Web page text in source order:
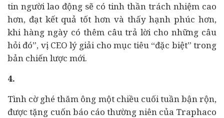
tin người lao động sẽ có tinh thần trách nhiệm cao
hơn, đạt kết quả tốt hơn và thấy hạnh phúc hơn,
khi hàng ngày có thêm câu trả lời cho những câu
hỏi đó”, vị CEO lý giải cho mục tiêu “đặc biệt” trong
bản chiến lược mới.
4.
Tình cờ ghé thăm ông một chiều cuối tuần bận rộn,
được tặng cuốn báo cáo thường niên của Traphaco